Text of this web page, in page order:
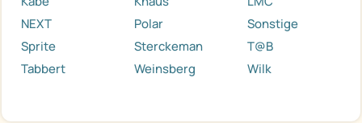
NEXT
Polar
Sonstige
Sprite
Sterckeman
T@B
Tabbert
Weinsberg Wilk